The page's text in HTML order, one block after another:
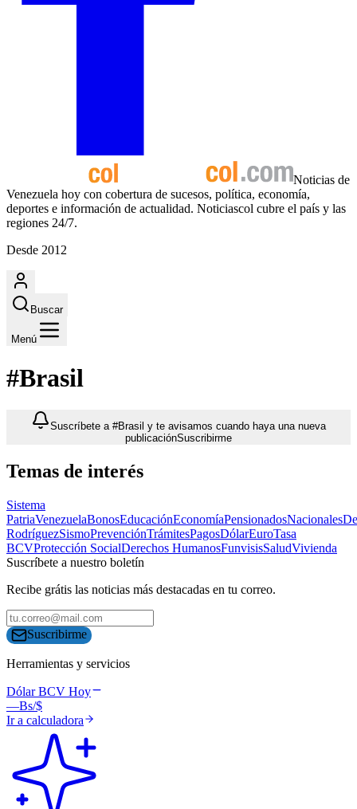
Noticias de
Venezuela hoy con cobertura de sucesos, política, economía,
deportes e información de actualidad. Noticiascol cubre el país y las
regiones 24/7.
Desde 2012
Buscar
Menú
#Brasil
Suscríbete a #Brasil y te avisamos cuando haya una nueva
publicaciónSuscribirme
Temas de interés
Sistema
PatriaVenezuelaBonosEducaciónEconomíaPensionadosNacionales
RodríguezSismoPrevenciónTrámitesPagosDólarEuroTasa
BCVProtección SocialDerechos HumanosFunvisisSaludVivienda
Suscríbete a nuestro boletín
Recibe grátis las noticias más destacadas en tu correo.
Suscribirme
Herramientas y servicios
Dólar BCV Hoy
—Bs/$
Ir a calculadora